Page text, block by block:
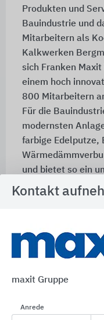
Produkten und
Bauindustrie und
Mitarbeitern als
Kalkwerken
sich Franken
einem hoch
800 Mitarbeitern
Für die
modernsten
farbige Edelputze,
und bietet so ein
für die Bereiche
Laboratorien für
entwickeln
tragen somit den
Rechnung.
Kontakt
maxit Gruppe
Anrede